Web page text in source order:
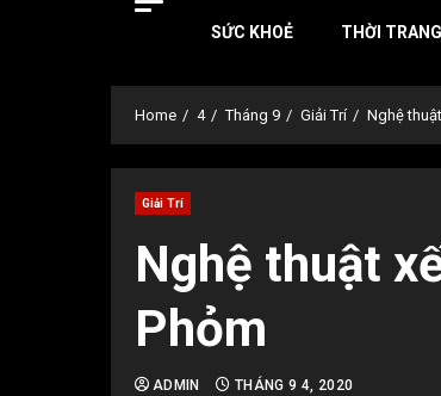
SỨC KHOẺ THỜI TRANG
Home 4 Tháng 9 Giải Trí Nghệ
Giải Trí
Nghệ thuật
Phỏm
ADMIN THÁNG 9 4, 2020